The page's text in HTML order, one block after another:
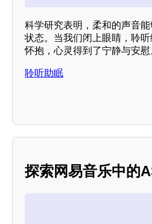
科学研究表明，柔和的声音
状态。当我们闭上眼睛，聆
怀抱，心灵得到了宁静与安慰
聆听助眠
探索网易音乐中的